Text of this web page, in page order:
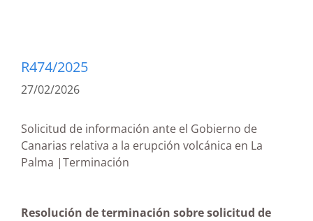
R474/2025
27/02/2026
Solicitud de información ante el Gobierno de
Canarias relativa a la erupción volcánica en La
Palma |Terminación
Resolución de terminación sobre solicitud de